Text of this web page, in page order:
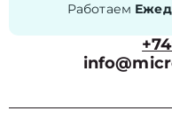
Работаем